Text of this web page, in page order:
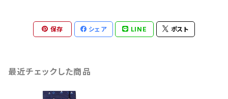
保存 シェア LINE ポスト
最近チェックした商品